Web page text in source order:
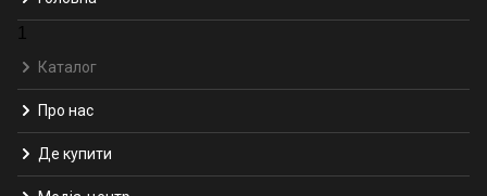
1
Каталог
Про нас
Де купити